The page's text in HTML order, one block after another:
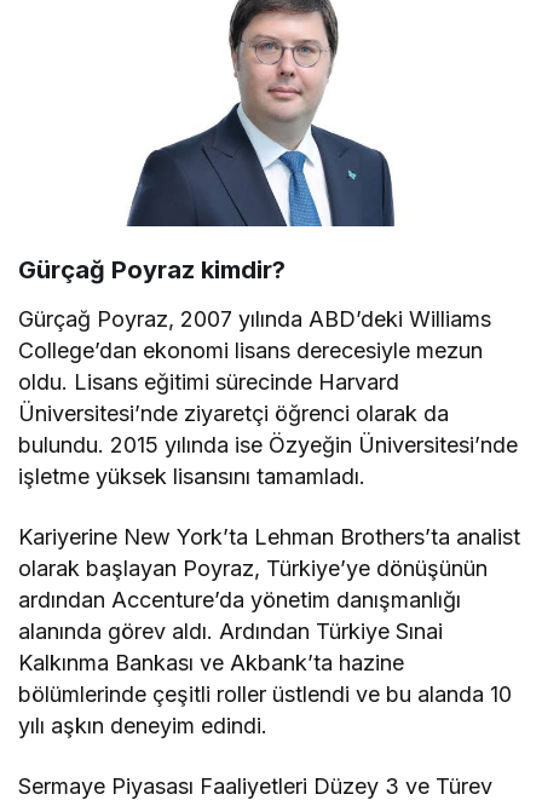
Gürçağ Poyraz kimdir?
Gürçağ Poyraz, 2007 yılında ABD’deki Williams
College’dan ekonomi lisans derecesiyle mezun
oldu. Lisans eğitimi sürecinde Harvard
Üniversitesi’nde ziyaretçi öğrenci olarak da
bulundu. 2015 yılında ise Özyeğin Üniversitesi’nde
işletme yüksek lisansını tamamladı.
Kariyerine New York’ta Lehman Brothers’ta analist
olarak başlayan Poyraz, Türkiye’ye dönüşünün
ardından Accenture’da yönetim danışmanlığı
alanında görev aldı. Ardından Türkiye Sınai
Kalkınma Bankası ve Akbank’ta hazine
bölümlerinde çeşitli roller üstlendi ve bu alanda 10
yılı aşkın deneyim edindi.
Sermaye Piyasası Faaliyetleri Düzey 3 ve Türev